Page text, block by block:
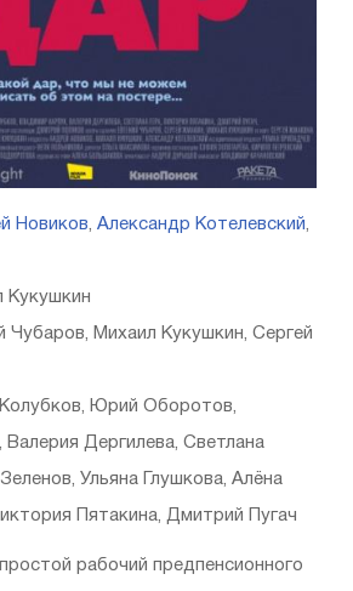
Новиков Александр Котелевский
Кукушкин
Чубаров, Михаил Кукушкин, Сергей
Юрий Оборотов,
Валерия Дергилева, Светлана
Ульяна Глушкова, Алёна
Пятакина, Дмитрий Пугач
рабочий предпенсионного